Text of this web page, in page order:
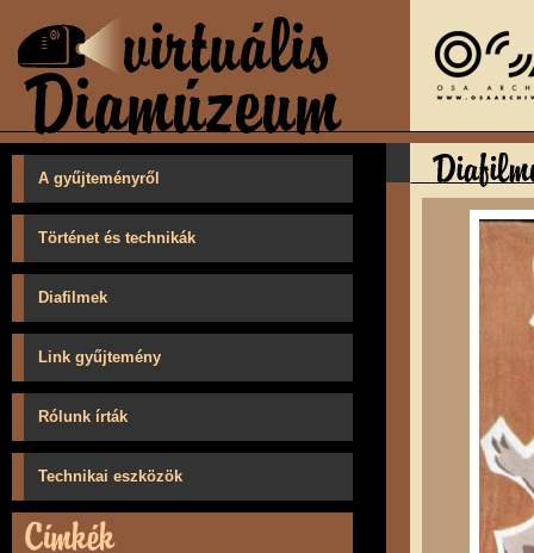
A gyűjteményről
Történet és technikák
Diafilmek
Link gyűjtemény
Rólunk írták
Technikai eszközök